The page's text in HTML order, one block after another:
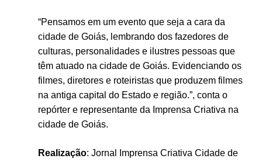
“Pensamos em um evento que seja a cara da
cidade de Goiás, lembrando dos fazedores de
culturas, personalidades e ilustres pessoas que
têm atuado na cidade de Goiás. Evidenciando os
filmes, diretores e roteiristas que produzem filmes
na antiga capital do Estado e região.”, conta o
repórter e representante da Imprensa Criativa na
cidade de Goiás.
Realização: Jornal Imprensa Criativa Cidade de